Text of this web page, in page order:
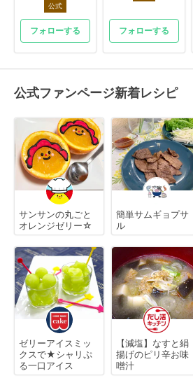
公式
フォローする フォローする
公式ファンページ新着レシピ
サンサンの丸ごと
オレンジゼリー☆
簡単サムギョプサ
ル
ゼリーアイスミッ
クスで★シャリぷ
る一口アイス
【減塩】なすと絹
揚げのピリ辛お味
噌汁